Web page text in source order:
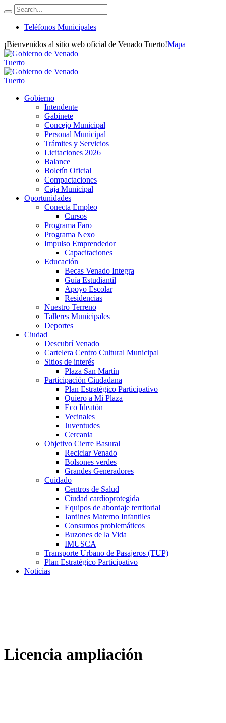
Teléfonos Municipales
¡Bienvenidos al sitio web oficial de Venado Tuerto!Mapa
Gobierno
Intendente
Gabinete
Concejo Municipal
Personal Municipal
Trámites y Servicios
Licitaciones 2026
Balance
Boletín Oficial
Compactaciones
Caja Municipal
Oportunidades
Conecta Empleo
Cursos
Programa Faro
Programa Nexo
Impulso Emprendedor
Capacitaciones
Educación
Becas Venado Integra
Guía Estudiantil
Apoyo Escolar
Residencias
Nuestro Terreno
Talleres Municipales
Deportes
Ciudad
Descubrí Venado
Cartelera Centro Cultural Municipal
Sitios de interés
Plaza San Martín
Participación Ciudadana
Plan Estratégico Participativo
Quiero a Mi Plaza
Eco Ideatón
Vecinales
Juventudes
Cercania
Objetivo Cierre Basural
Reciclar Venado
Bolsones verdes
Grandes Generadores
Cuidado
Centros de Salud
Ciudad cardioprotegida
Equipos de abordaje territorial
Jardines Materno Infantiles
Consumos problemáticos
Buzones de la Vida
IMUSCA
Transporte Urbano de Pasajeros (TUP)
Plan Estratégico Participativo
Noticias
Licencia ampliación